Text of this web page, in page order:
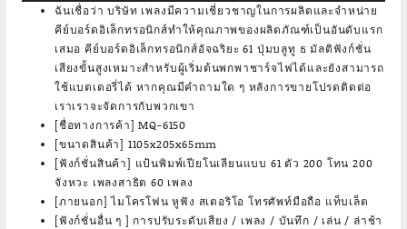
ฉันเชื่อว่า บริษัท เพลงมีความเชี่ยวชาญในการผลิตและจำหน่าย
คีย์บอร์ดอิเล็กทรอนิกส์ทำให้คุณภาพของผลิตภัณฑ์เป็นอันดับแรก
เสมอ คีย์บอร์ดอิเล็กทรอนิกส์อัจฉริยะ 61 ปุ่มบลูทู ธ มัลติฟังก์ชั่น
เสียงขั้นสูงเหมาะสำหรับผู้เริ่มต้นพกพาชาร์จไฟได้และยังสามารถ
ใช้แบตเตอรี่ได้ หากคุณมีคำถามใด ๆ หลังการขายโปรดติดต่อ
เราเราจะจัดการกับพวกเขา
[ชื่อทางการค้า] MQ-6150
[ขนาดสินค้า] 1105x205x65mm
[ฟังก์ชั่นสินค้า] แป้นพิมพ์เปียโนเลียนแบบ 61 ตัว 200 โทน 200
จังหวะ เพลงสาธิต 60 เพลง
[ภายนอก] ไมโครโฟน หูฟัง สเตอริโอ โทรศัพท์มือถือ แท็บเล็ต
[ฟังก์ชั่นอื่น ๆ ] การปรับระดับเสียง / เพลง / บันทึก / เล่น / ล่าช้า